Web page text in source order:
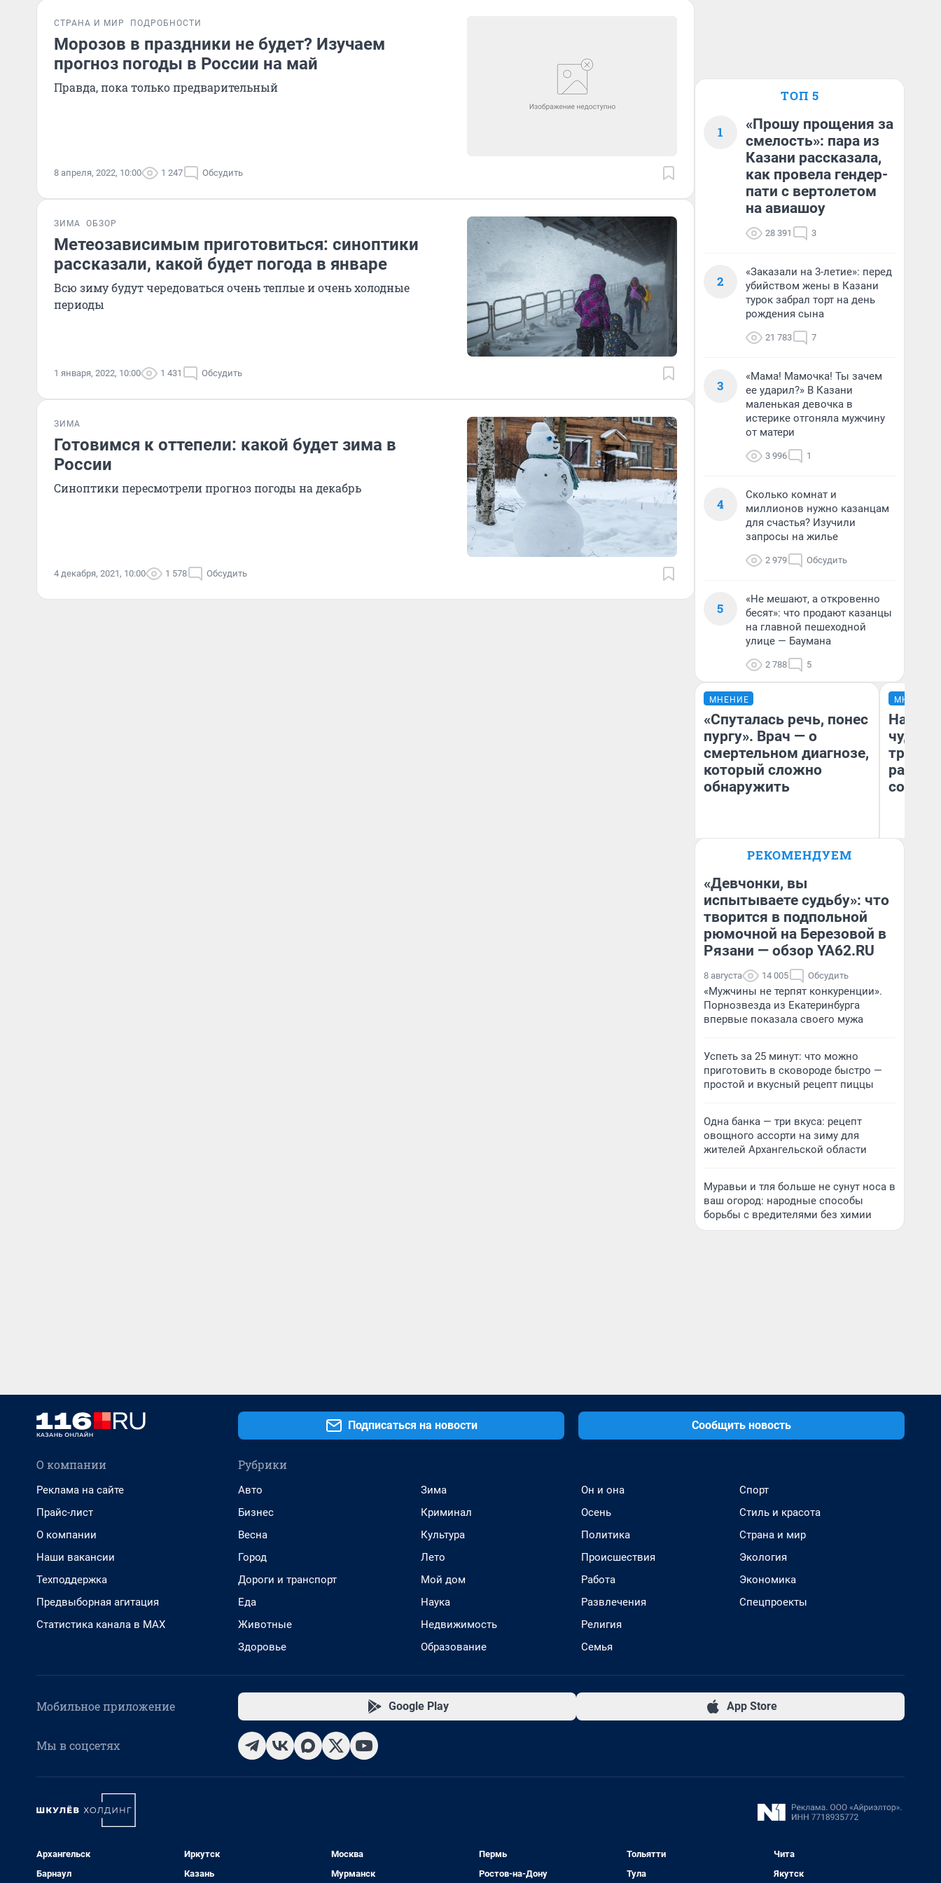
СТРАНА И МИР ПОДРОБНОСТИ
Морозов в праздники не будет? Изучаем
прогноз погоды в России на май
Правда, пока только предварительный
8 апреля, 2022, 10:00 1 247 Обсудить
ЗИМА ОБЗОР
Метеозависимым приготовиться: синоптики
рассказали, какой будет погода в январе
Всю зиму будут чередоваться очень теплые и очень холодные
периоды
1 января, 2022, 10:00 1 431 Обсудить
ЗИМА
Готовимся к оттепели: какой будет зима в
России
Синоптики пересмотрели прогноз погоды на декабрь
4 декабря, 2021, 10:00 1 578 Обсудить
ТОП 5
1
«Прошу прощения за
смелость»: пара из
Казани рассказала,
как провела гендер-
пати с вертолетом
на авиашоу
28 391 3
2
«Заказали на 3-летие»: перед
убийством жены в Казани
турок забрал торт на день
рождения сына
21 783 7
3
«Мама! Мамочка! Ты зачем
ее ударил?» В Казани
маленькая девочка в
истерике отгоняла мужчину
от матери
3 996 1
4
Сколько комнат и
миллионов нужно казанцам
для счастья? Изучили
запросы на жилье
2 979 Обсудить
5
«Не мешают, а откровенно
бесят»: что продают казанцы
на главной пешеходной
улице — Баумана
2 788 5
МНЕНИЕ
«Спуталась речь, понес
пургу». Врач — о
смертельном диагнозе,
который сложно
обнаружить
Главврач клиники
Волковой»
МНЕНИЕ
чудом
РЕКОМЕНДУЕМ
«Девчонки, вы
испытываете судьбу»: что
творится в подпольной
рюмочной на Березовой в
Рязани — обзор YA62.RU
8 августа 14 005 Обсудить
«Мужчины не терпят конкуренции».
Порнозвезда из Екатеринбурга
впервые показала своего мужа
Успеть за 25 минут: что можно
приготовить в сковороде быстро —
простой и вкусный рецепт пиццы
Одна банка — три вкуса: рецепт
овощного ассорти на зиму для
жителей Архангельской области
Муравьи и тля больше не сунут носа в
ваш огород: народные способы
борьбы с вредителями без химии
Подписаться на новости Сообщить новость
О компании
Реклама на сайте
Прайс-лист
О компании
Наши вакансии
Техподдержка
Предвыборная агитация
Статистика канала в MAX
Рубрики
Авто
Бизнес
Весна
Город
Дороги и транспорт
Еда
Животные
Здоровье
Зима
Криминал
Культура
Лето
Мой дом
Наука
Недвижимость
Образование
Он и она
Осень
Политика
Происшествия
Работа
Развлечения
Религия
Семья
Спорт
Стиль и красота
Страна и мир
Экология
Экономика
Спецпроекты
Мобильное приложение Google Play App Store
Мы в соцсетях
Архангельск
Барнаул
Иркутск
Казань
Москва
Мурманск
Пермь
Ростов-на-Дону
Тольятти
Тула
Чита
Якутск